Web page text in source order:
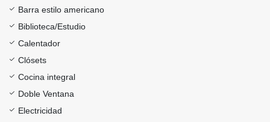
Barra estilo americano
Biblioteca/Estudio
Calentador
Clósets
Cocina integral
Doble Ventana
Electricidad